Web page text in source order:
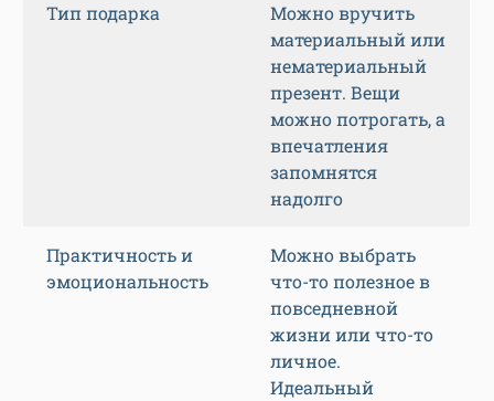
Тип подарка
Можно вручить
материальный или
нематериальный
презент. Вещи
можно потрогать, а
впечатления
запомнятся
надолго
Практичность и
эмоциональность
Можно выбрать
что-то полезное в
повседневной
жизни или что-то
личное.
Идеальный